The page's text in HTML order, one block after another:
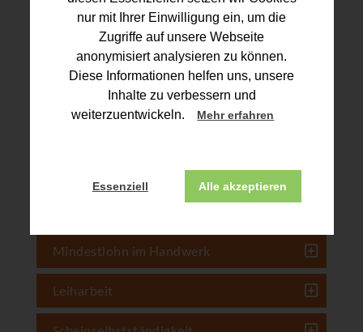
nur mit Ihrer Einwilligung ein, um die
Zugriffe auf unsere Webseite
anonymisiert analysieren zu können.
Diese Informationen helfen uns, unsere
Inhalte zu verbessern und
weiterzuentwickeln.
Mehr erfahren
Essenziell Alle akzeptieren
Unternehmensführung und
Fördermöglichkeiten im Handwerk.
Aktuelles
Existenzgründung und Nachfolge
Mindestlohn im Handwerk
Leiharbeit